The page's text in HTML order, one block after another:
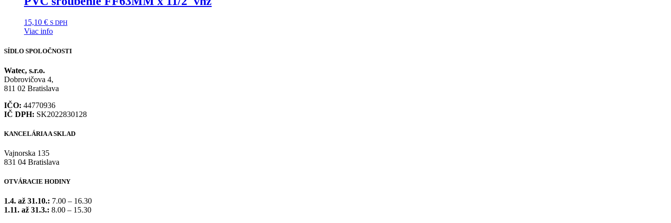
15,10 € S DPH
Viac info
SÍDLO SPOLOČNOSTI
Watec, s.r.o.
Dobrovičova 4,
811 02 Bratislava
IČO: 44770936
IČ DPH: SK2022830128
KANCELÁRIA A SKLAD
Vajnorska 135
831 04 Bratislava
OTVÁRACIE HODINY
1.4. až 31.10.: 7.00 – 16.30
1.11. až 31.3.: 8.00 – 15.30